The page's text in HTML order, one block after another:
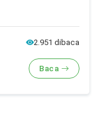
2.951 dibaca
Baca